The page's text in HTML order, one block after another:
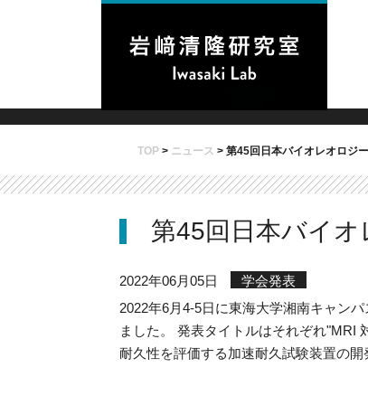
TOP > ニュース > 第45回日本バイオレオロジ
第45回日本バイ
2022年06月05日
学会発表
2022年6月4-5日に東海大学湘南キャン
ました。 発表タイトルはそれぞれ"MRI
耐久性を評価する加速耐久試験装置の開